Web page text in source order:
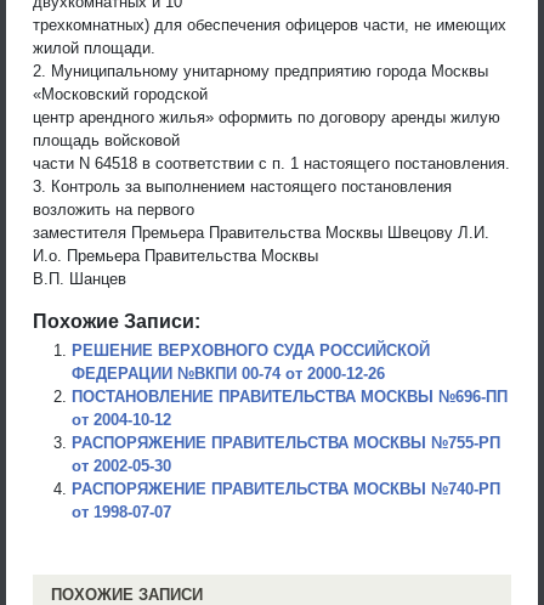
трехкомнатных) для обеспечения офицеров части, не имеющих
жилой площади.
2. Муниципальному унитарному предприятию города Москвы
«Московский городской
центр арендного жилья» оформить по договору аренды жилую
площадь войсковой
части N 64518 в соответствии с п. 1 настоящего постановления.
3. Контроль за выполнением настоящего постановления
возложить на первого
заместителя Премьера Правительства Москвы Швецову Л.И.
И.о. Премьера Правительства Москвы
В.П. Шанцев
Похожие Записи:
РЕШЕНИЕ ВЕРХОВНОГО СУДА РОССИЙСКОЙ
ФЕДЕРАЦИИ №ВКПИ 00-74 от 2000-12-26
ПОСТАНОВЛЕНИЕ ПРАВИТЕЛЬСТВА МОСКВЫ №696-ПП
от 2004-10-12
РАСПОРЯЖЕНИЕ ПРАВИТЕЛЬСТВА МОСКВЫ №755-РП
от 2002-05-30
РАСПОРЯЖЕНИЕ ПРАВИТЕЛЬСТВА МОСКВЫ №740-РП
от 1998-07-07
ПОХОЖИЕ ЗАПИСИ